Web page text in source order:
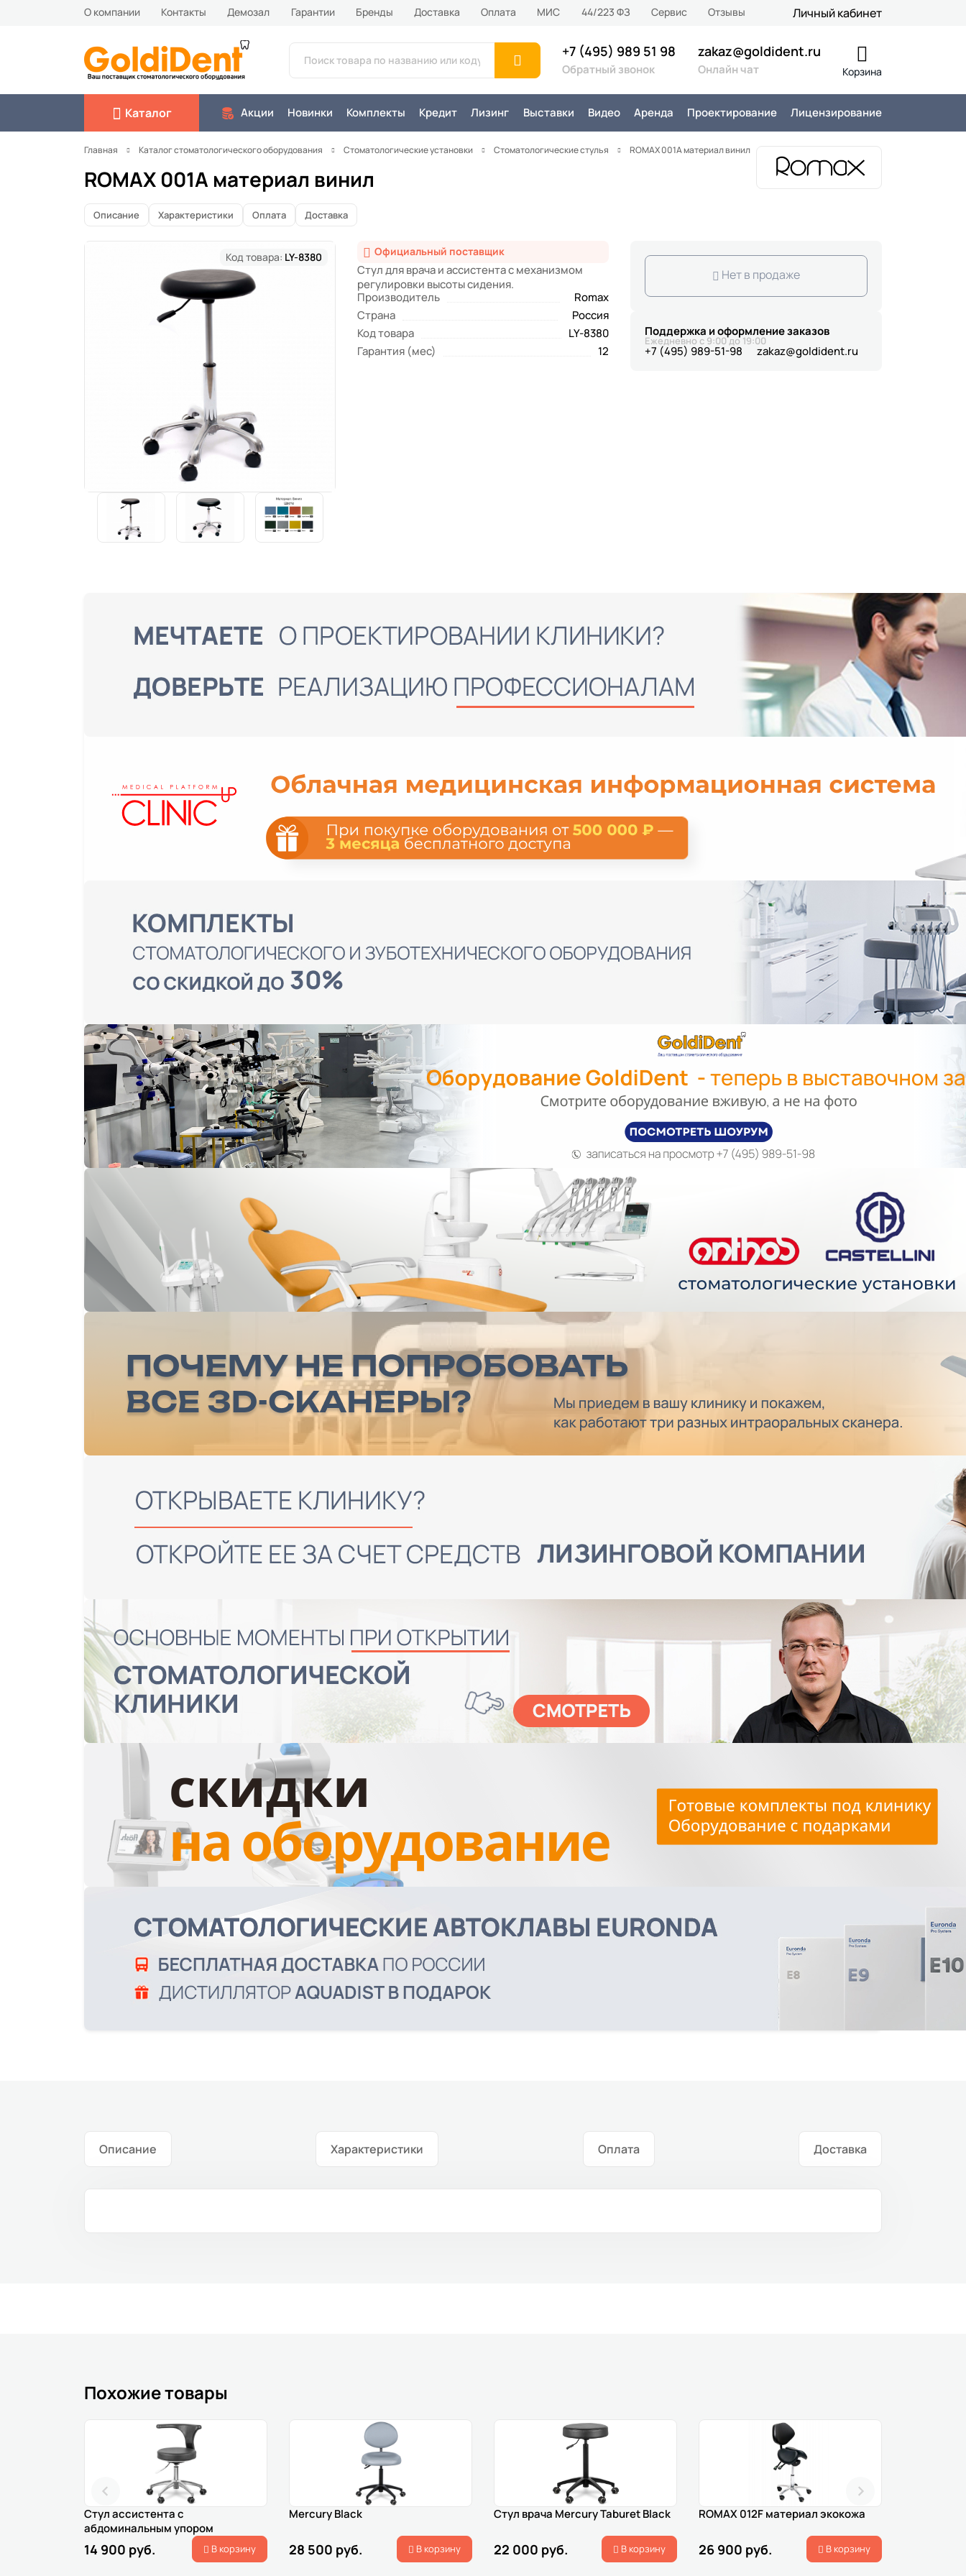
О компании Контакты Демозал Гарантии Бренды Доставка Оплата MИС 44/223 ФЗ Сервис Отзывы Личный кабинет
+7 (495) 989 51 98
Обратный звонок
zakaz@goldident.ru
Онлайн чат Корзина
Каталог Акции Новинки Комплекты Кредит Лизинг Выставки Видео Аренда Проектирование Лицензирование
Главная Каталог стоматологического оборудования Стоматологические установки Стоматологические стулья ROMAX 001A материал винил
ROMAX 001A материал винил
Описание Характеристики Оплата Доставка
Код товара: LY-8380 Официальный поставщик
Стул для врача и ассистента с механизмом
регулировки высоты сидения.
Производитель
Romax
Страна
Россия
Код товара
LY-8380
Гарантия (мес)
12
Нет в продаже
Поддержка и оформление заказов
Ежедневно с 9:00 до 19:00
+7 (495) 989-51-98 zakaz@goldident.ru
Описание Характеристики Оплата Доставка
Похожие товары
Стул ассистента с
абдоминальным упором
14 900 руб. В корзину
Mercury Black
28 500 руб. В корзину
Стул врача Mercury Taburet Black
22 000 руб. В корзину
ROMAX 012F материал экокожа
26 900 руб. В корзину